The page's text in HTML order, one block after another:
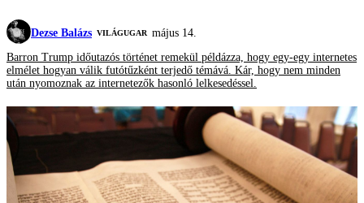
Dezse Balázs VILÁGUGAR május 14.
Barron Trump időutazós történet remekül példázza, hogy egy-egy internetes
elmélet hogyan válik futótűzként terjedő témává. Kár, hogy nem minden
után nyomoznak az internetezők hasonló lelkesedéssel.